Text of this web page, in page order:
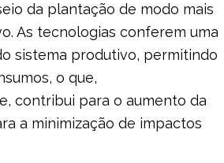
da plantação de modo mais
As tecnologias conferem uma
sistema produtivo, permitindo
o que,
contribui para o aumento da
a minimização de impactos